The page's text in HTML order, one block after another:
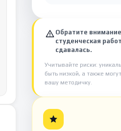
Обратите
студенческая
сдавалась.
Учитывайте риски:
быть низкой, а также
вашу методичку.